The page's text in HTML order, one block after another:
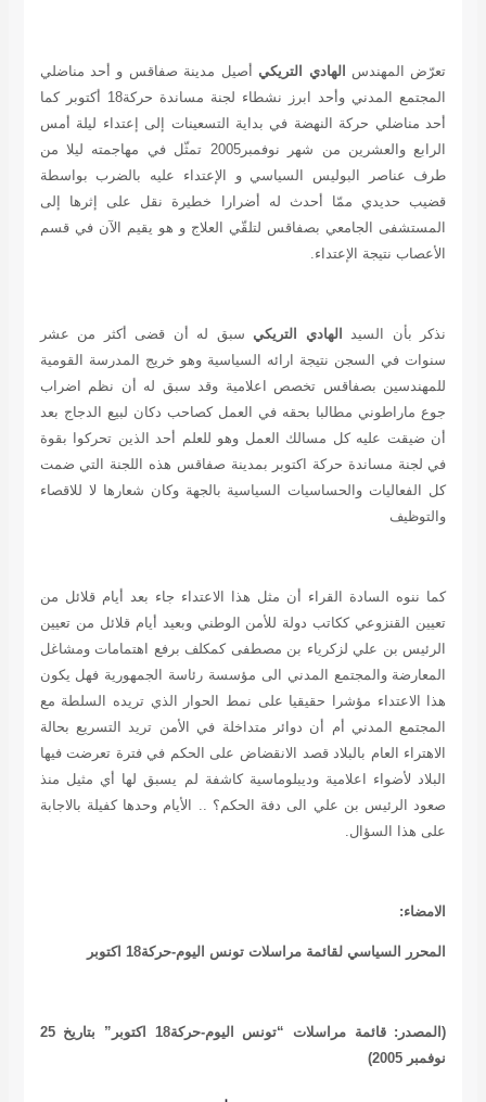
تعرّض المهندس الهادي التريكي أصيل مدينة صفاقس و أحد مناضلي
المجتمع المدني وأحد ابرز نشطاء لجنة مساندة حركة18 أكتوبر كما
أحد مناضلي حركة النهضة في بداية التسعينات إلى إعتداء ليلة أمس
الرابع والعشرين من شهر نوفمبر2005 تمثّل في مهاجمته ليلا من
طرف عناصر البوليس السياسي و الإعتداء عليه بالضرب بواسطة
قضيب حديدي ممّا أحدث له أضرارا خطيرة نقل على إثرها إلى
المستشفى الجامعي بصفاقس لتلقّي العلاج و هو يقيم الآن في قسم
الأعصاب نتيجة الإعتداء.
نذكر بأن السيد الهادي التريكي سبق له أن قضى أكثر من عشر
سنوات في السجن نتيجة ارائه السياسية وهو خريج المدرسة القومية
للمهندسين بصفاقس تخصص اعلامية وقد سبق له أن نظم اضراب
جوع ماراطوني مطالبا بحقه في العمل كصاحب دكان لبيع الدجاج بعد
أن ضيقت عليه كل مسالك العمل وهو للعلم أحد الذين تحركوا بقوة
في لجنة مساندة حركة اكتوبر بمدينة صفاقس هذه اللجنة التي ضمت
كل الفعاليات والحساسيات السياسية بالجهة وكان شعارها لا للاقصاء
والتوظيف
كما ننوه السادة القراء أن مثل هذا الاعتداء جاء بعد أيام قلائل من
تعيين القنزوعي ككاتب دولة للأمن الوطني وبعيد أيام قلائل من تعيين
الرئيس بن علي لزكرياء بن مصطفى كمكلف برفع اهتمامات ومشاغل
المعارضة والمجتمع المدني الى مؤسسة رئاسة الجمهورية فهل يكون
هذا الاعتداء مؤشرا حقيقيا على نمط الحوار الذي تريده السلطة مع
المجتمع المدني أم أن دوائر متداخلة في الأمن تريد التسريع بحالة
الاهتراء العام بالبلاد قصد الانقضاض على الحكم في فترة تعرضت فيها
البلاد لأضواء اعلامية وديبلوماسية كاشفة لم يسبق لها أي مثيل منذ
صعود الرئيس بن علي الى دفة الحكم؟ .. الأيام وحدها كفيلة بالاجابة
على هذا السؤال.
الامضاء:
المحرر السياسي لقائمة مراسلات تونس اليوم-حركة18 اكتوبر
(المصدر: قائمة مراسلات “تونس اليوم-حركة18 اكتوبر” بتاريخ 25
نوفمبر 2005)